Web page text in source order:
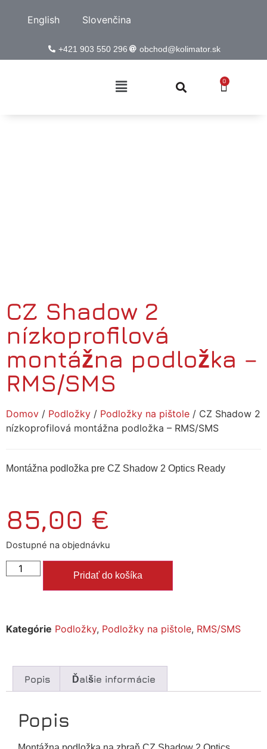
English Slovenčina
+421 903 550 296 obchod@kolimator.sk
0
CZ Shadow 2
nízkoprofilová
montážna podložka –
RMS/SMS
Domov / Podložky / Podložky na pištole / CZ Shadow 2
nízkoprofilová montážna podložka – RMS/SMS
Montážna podložka pre CZ Shadow 2 Optics Ready
85,00 €
Dostupné na objednávku
Pridať do košíka
Kategórie Podložky, Podložky na pištole, RMS/SMS
Popis Ďalšie informácie
Popis